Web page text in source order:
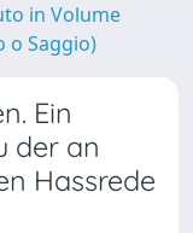
in Volume
o Saggio)
Ein
der an
Hassrede